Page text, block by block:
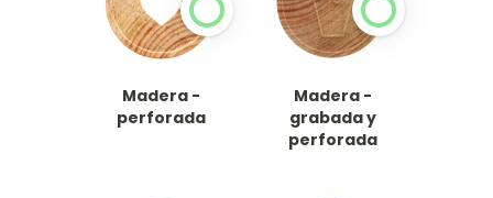
Madera -
perforada
Madera -
grabada y
perforada